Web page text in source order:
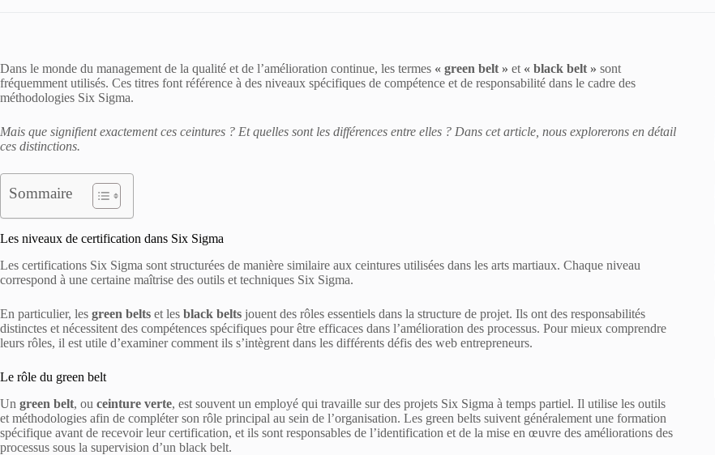
Dans le monde du management de la qualité et de l’amélioration continue, les termes « green belt » et « black belt » sont
fréquemment utilisés. Ces titres font référence à des niveaux spécifiques de compétence et de responsabilité dans le cadre des
méthodologies Six Sigma.
Mais que signifient exactement ces ceintures ? Et quelles sont les différences entre elles ? Dans cet article, nous explorerons en détail
ces distinctions.
Sommaire
Les niveaux de certification dans Six Sigma
Les certifications Six Sigma sont structurées de manière similaire aux ceintures utilisées dans les arts martiaux. Chaque niveau
correspond à une certaine maîtrise des outils et techniques Six Sigma.
En particulier, les green belts et les black belts jouent des rôles essentiels dans la structure de projet. Ils ont des responsabilités
distinctes et nécessitent des compétences spécifiques pour être efficaces dans l’amélioration des processus. Pour mieux comprendre
leurs rôles, il est utile d’examiner comment ils s’intègrent dans les différents défis des web entrepreneurs.
Le rôle du green belt
Un green belt, ou ceinture verte, est souvent un employé qui travaille sur des projets Six Sigma à temps partiel. Il utilise les outils
et méthodologies afin de compléter son rôle principal au sein de l’organisation. Les green belts suivent généralement une formation
spécifique avant de recevoir leur certification, et ils sont responsables de l’identification et de la mise en œuvre des améliorations des
processus sous la supervision d’un black belt.